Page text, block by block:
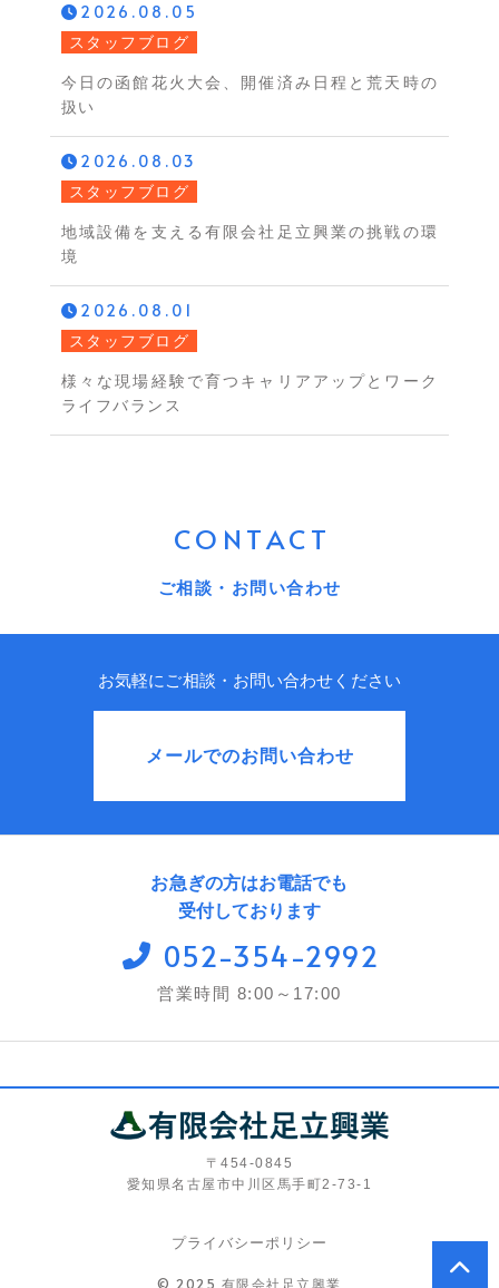
2026.08.05
スタッフブログ
今日の函館花火大会、開催済み日程と荒天時の
扱い
2026.08.03
スタッフブログ
地域設備を支える有限会社足立興業の挑戦の環
境
2026.08.01
スタッフブログ
様々な現場経験で育つキャリアアップとワーク
ライフバランス
CONTACT
ご相談・お問い合わせ
お気軽にご相談・お問い合わせください
メールでのお問い合わせ
お急ぎの方はお電話でも
受付しております
052-354-2992
営業時間 8:00～17:00
〒454-0845
愛知県名古屋市中川区馬手町2-73-1
プライバシーポリシー
© 2025 有限会社足立興業